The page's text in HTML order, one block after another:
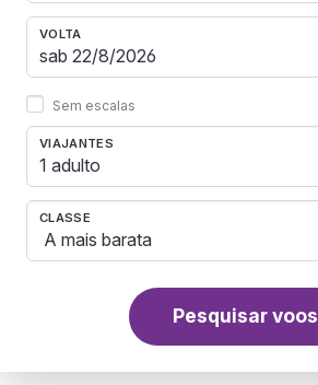
VOLTA
Sem escalas
VIAJANTES
1 adulto
CLASSE
Pesquisar voos